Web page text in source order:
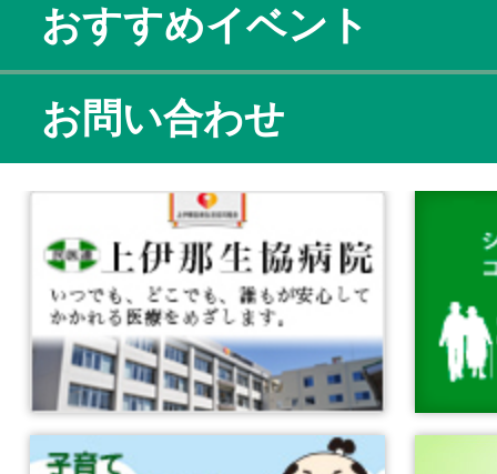
おすすめイベント
お問い合わせ